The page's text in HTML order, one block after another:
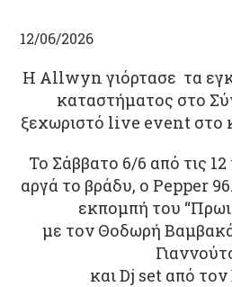
12/06/2026
H Allwyn γιόρτασε τα
καταστήματος στο
ξεχωριστό live event στο
Το Σάββατο 6/6 από τις
αργά το βράδυ, ο Pepper
εκπομπή του
με τον Θοδωρή
και Dj set από